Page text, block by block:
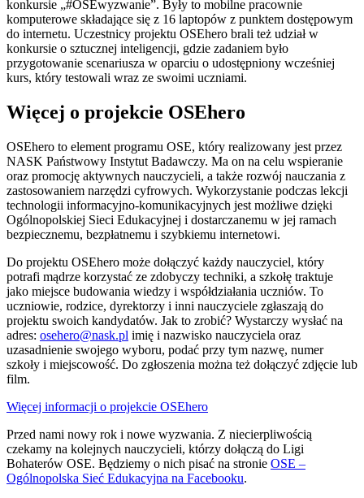
konkursie „#OSEwyzwanie”. Były to mobilne pracownie
komputerowe składające się z 16 laptopów z punktem dostępowym
do internetu. Uczestnicy projektu OSEhero brali też udział w
konkursie o sztucznej inteligencji, gdzie zadaniem było
przygotowanie scenariusza w oparciu o udostępniony wcześniej
kurs, który testowali wraz ze swoimi uczniami.
Więcej o projekcie OSEhero
OSEhero to element programu OSE, który realizowany jest przez
NASK Państwowy Instytut Badawczy. Ma on na celu wspieranie
oraz promocję aktywnych nauczycieli, a także rozwój nauczania z
zastosowaniem narzędzi cyfrowych. Wykorzystanie podczas lekcji
technologii informacyjno-komunikacyjnych jest możliwe dzięki
Ogólnopolskiej Sieci Edukacyjnej i dostarczanemu w jej ramach
bezpiecznemu, bezpłatnemu i szybkiemu internetowi.
Do projektu OSEhero może dołączyć każdy nauczyciel, który
potrafi mądrze korzystać ze zdobyczy techniki, a szkołę traktuje
jako miejsce budowania wiedzy i współdziałania uczniów. To
uczniowie, rodzice, dyrektorzy i inni nauczyciele zgłaszają do
projektu swoich kandydatów. Jak to zrobić? Wystarczy wysłać na
adres: osehero@nask.pl imię i nazwisko nauczyciela oraz
uzasadnienie swojego wyboru, podać przy tym nazwę, numer
szkoły i miejscowość. Do zgłoszenia można też dołączyć zdjęcie lub
film.
Więcej informacji o projekcie OSEhero
Przed nami nowy rok i nowe wyzwania. Z niecierpliwością
czekamy na kolejnych nauczycieli, którzy dołączą do Ligi
Bohaterów OSE. Będziemy o nich pisać na stronie OSE –
Ogólnopolska Sieć Edukacyjna na Facebooku.